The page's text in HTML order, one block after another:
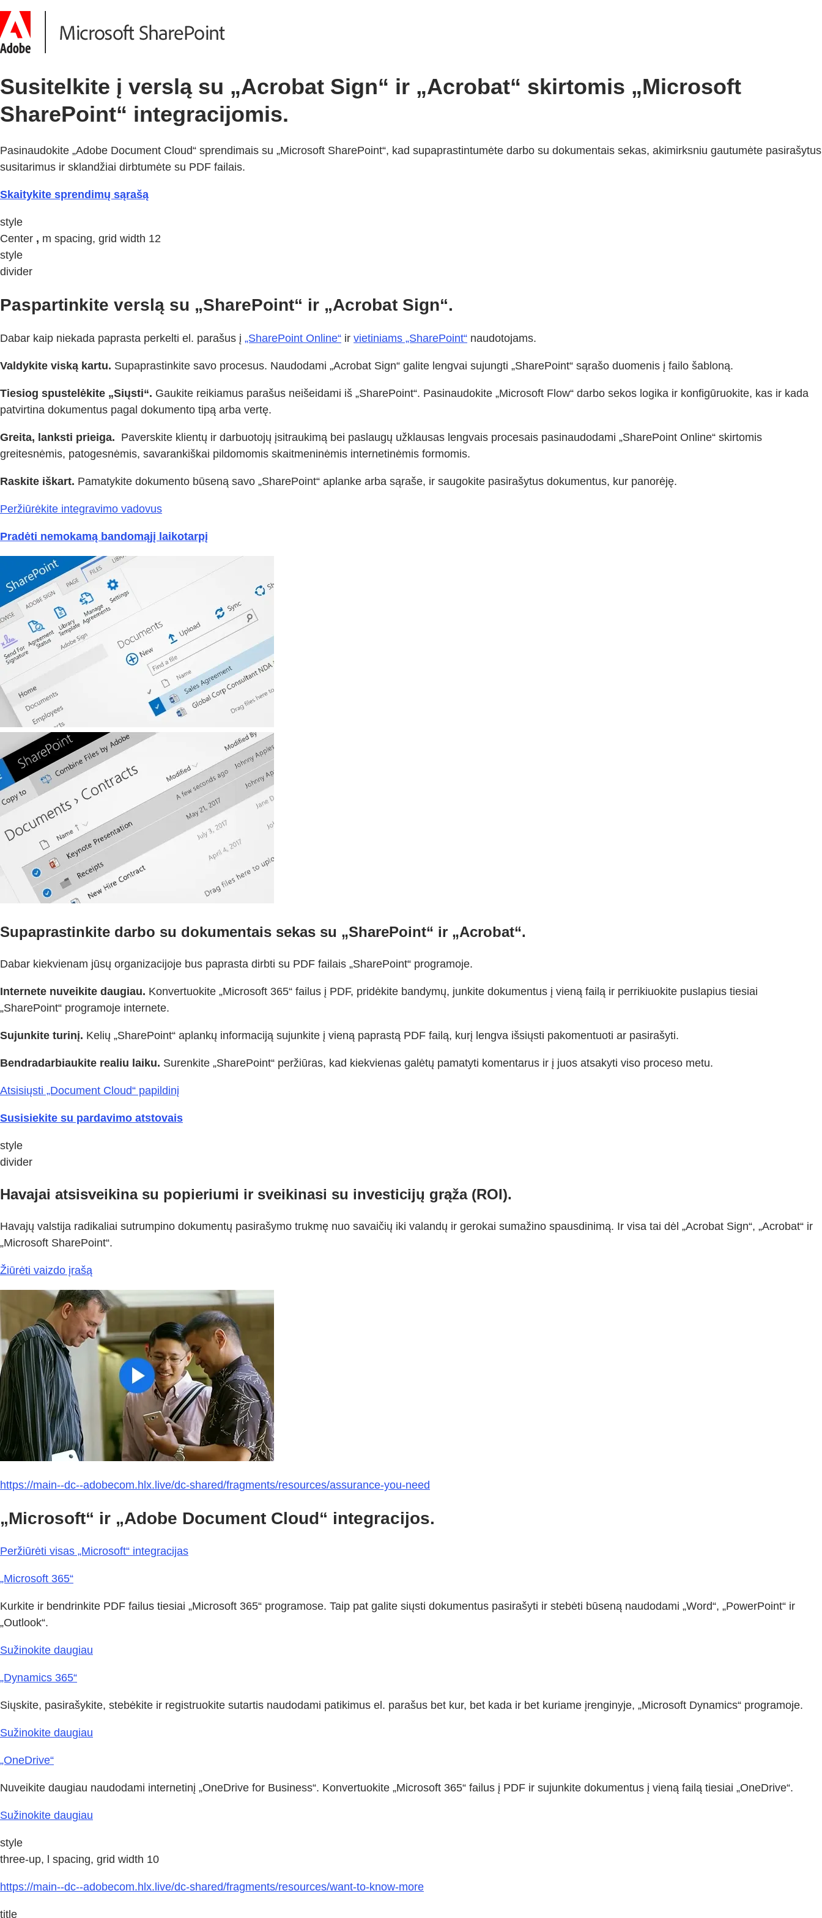
Susitelkite į verslą su „Acrobat Sign“ ir „Acrobat“ skirtomis „Microsoft
SharePoint“ integracijomis.
Pasinaudokite „Adobe Document Cloud“ sprendimais su „Microsoft SharePoint“, kad supaprastintumėte darbo su dokumentais sekas, akimirksniu gautumėte pasirašytus
susitarimus ir sklandžiai dirbtumėte su PDF failais.
Skaitykite sprendimų sąrašą
style
Center , m spacing, grid width 12
style
divider
Paspartinkite verslą su „SharePoint“ ir „Acrobat Sign“.
Dabar kaip niekada paprasta perkelti el. parašus į „SharePoint Online“ ir vietiniams „SharePoint“ naudotojams.
Valdykite viską kartu. Supaprastinkite savo procesus. Naudodami „Acrobat Sign“ galite lengvai sujungti „SharePoint“ sąrašo duomenis į failo šabloną.
Tiesiog spustelėkite „Siųsti“. Gaukite reikiamus parašus neišeidami iš „SharePoint“. Pasinaudokite „Microsoft Flow“ darbo sekos logika ir konfigūruokite, kas ir kada
patvirtina dokumentus pagal dokumento tipą arba vertę.
Greita, lanksti prieiga. Paverskite klientų ir darbuotojų įsitraukimą bei paslaugų užklausas lengvais procesais pasinaudodami „SharePoint Online“ skirtomis
greitesnėmis, patogesnėmis, savarankiškai pildomomis skaitmeninėmis internetinėmis formomis.
Raskite iškart. Pamatykite dokumento būseną savo „SharePoint“ aplanke arba sąraše, ir saugokite pasirašytus dokumentus, kur panorėję.
Peržiūrėkite integravimo vadovus
Pradėti nemokamą bandomąjį laikotarpį
Supaprastinkite darbo su dokumentais sekas su „SharePoint“ ir „Acrobat“.
Dabar kiekvienam jūsų organizacijoje bus paprasta dirbti su PDF failais „SharePoint“ programoje.
Internete nuveikite daugiau. Konvertuokite „Microsoft 365“ failus į PDF, pridėkite bandymų, junkite dokumentus į vieną failą ir perrikiuokite puslapius tiesiai
„SharePoint“ programoje internete.
Sujunkite turinį. Kelių „SharePoint“ aplankų informaciją sujunkite į vieną paprastą PDF failą, kurį lengva išsiųsti pakomentuoti ar pasirašyti.
Bendradarbiaukite realiu laiku. Surenkite „SharePoint“ peržiūras, kad kiekvienas galėtų pamatyti komentarus ir į juos atsakyti viso proceso metu.
Atsisiųsti „Document Cloud“ papildinį
Susisiekite su pardavimo atstovais
style
divider
Havajai atsisveikina su popieriumi ir sveikinasi su investicijų grąža (ROI).
Havajų valstija radikaliai sutrumpino dokumentų pasirašymo trukmę nuo savaičių iki valandų ir gerokai sumažino spausdinimą. Ir visa tai dėl „Acrobat Sign“, „Acrobat“ ir
„Microsoft SharePoint“.
Žiūrėti vaizdo įrašą
https://main--dc--adobecom.hlx.live/dc-shared/fragments/resources/assurance-you-need
„Microsoft“ ir „Adobe Document Cloud“ integracijos.
Peržiūrėti visas „Microsoft“ integracijas
„Microsoft 365“
Kurkite ir bendrinkite PDF failus tiesiai „Microsoft 365“ programose. Taip pat galite siųsti dokumentus pasirašyti ir stebėti būseną naudodami „Word“, „PowerPoint“ ir
„Outlook“.
Sužinokite daugiau
„Dynamics 365“
Siųskite, pasirašykite, stebėkite ir registruokite sutartis naudodami patikimus el. parašus bet kur, bet kada ir bet kuriame įrenginyje, „Microsoft Dynamics“ programoje.
Sužinokite daugiau
„OneDrive“
Nuveikite daugiau naudodami internetinį „OneDrive for Business“. Konvertuokite „Microsoft 365“ failus į PDF ir sujunkite dokumentus į vieną failą tiesiai „OneDrive“.
Sužinokite daugiau
style
three-up, l spacing, grid width 10
https://main--dc--adobecom.hlx.live/dc-shared/fragments/resources/want-to-know-more
title